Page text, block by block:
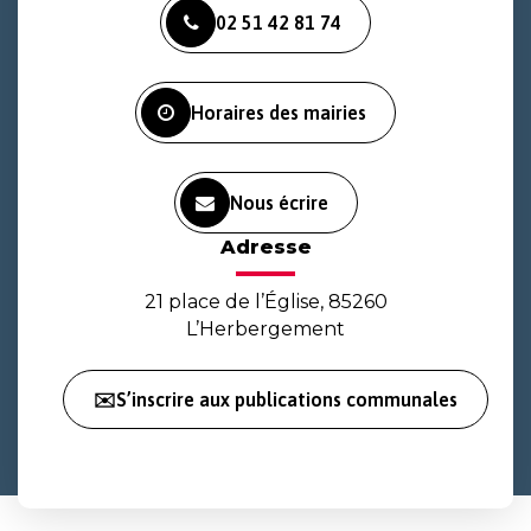
le
compte
le
compte
la
chaîne
02 51 42 81 74
Horaires des mairies
Nous écrire
Adresse
21 place de l’Église, 85260
L’Herbergement
✉️S’inscrire aux publications communales